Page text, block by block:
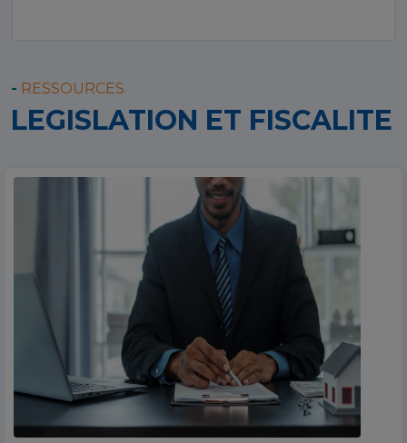
- RESSOURCES
LEGISLATION ET FISCALITE